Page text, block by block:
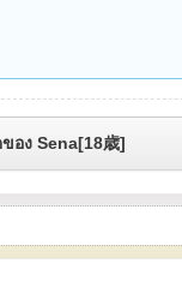
อง Sena[18歳]